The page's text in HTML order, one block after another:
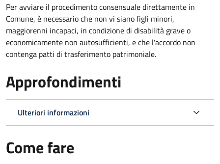
Per avviare il procedimento consensuale direttamente in
Comune, è necessario che non vi siano figli minori,
maggiorenni incapaci, in condizione di disabilità grave o
economicamente non autosufficienti, e che l'accordo non
contenga patti di trasferimento patrimoniale.
Approfondimenti
Ulteriori informazioni
Come fare